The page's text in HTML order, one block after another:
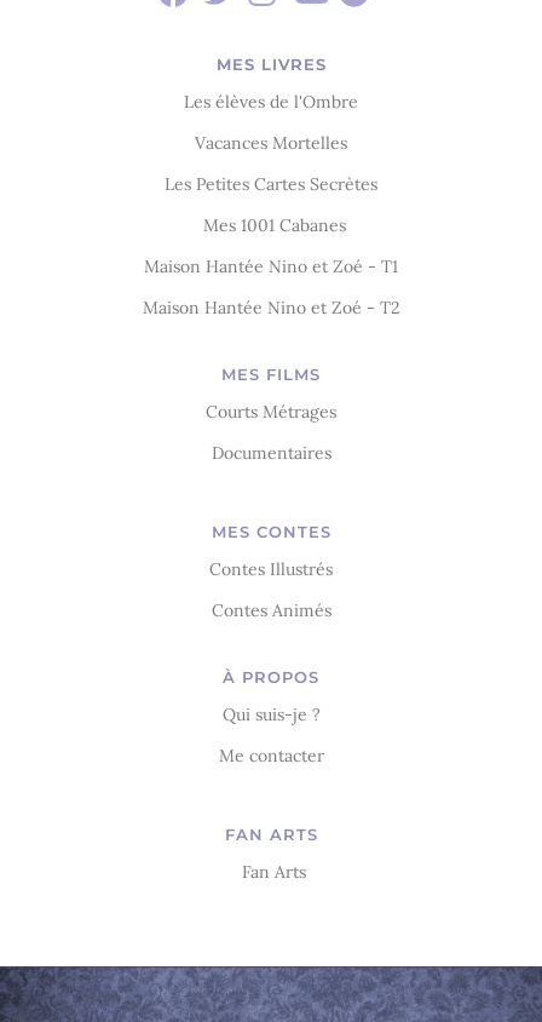
MES LIVRES
Les élèves de l'Ombre
Vacances Mortelles
Les Petites Cartes Secrètes
Mes 1001 Cabanes
Maison Hantée Nino et Zoé - T1
Maison Hantée Nino et Zoé - T2
MES FILMS
Courts Métrages
Documentaires
MES CONTES
Contes Illustrés
Contes Animés
À PROPOS
Qui suis-je ?
Me contacter
FAN ARTS
Fan Arts